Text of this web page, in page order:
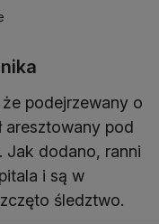
podejrzewany o
aresztowany pod
Jak dodano, ranni
i są w
śledztwo.